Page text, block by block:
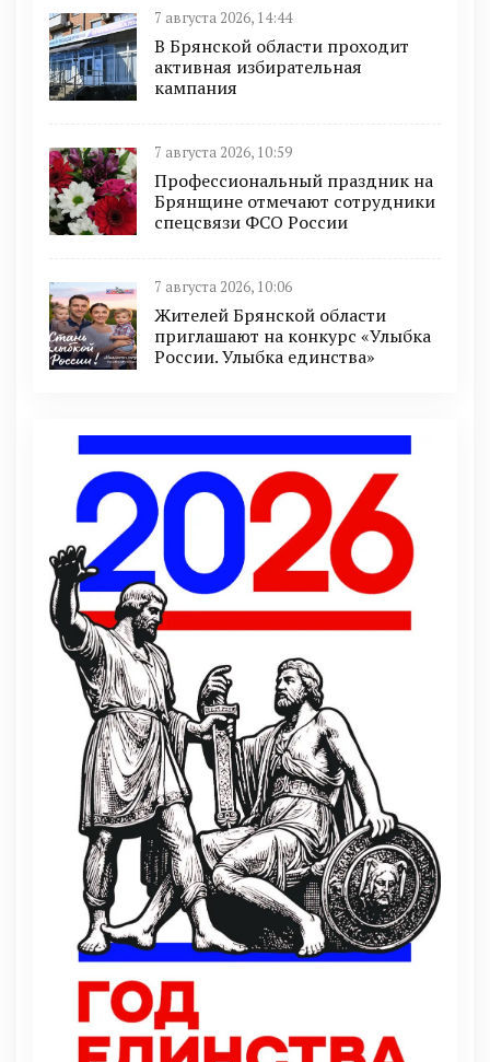
7 августа 2026, 14:44
В Брянской области проходит
активная избирательная
кампания
7 августа 2026, 10:59
Профессиональный праздник на
Брянщине отмечают сотрудники
спецсвязи ФСО России
7 августа 2026, 10:06
Жителей Брянской области
приглашают на конкурс «Улыбка
России. Улыбка единства»